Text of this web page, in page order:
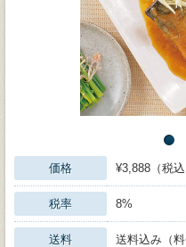
価格 ¥3,888（税込
税率 8%
送料 送料込み（